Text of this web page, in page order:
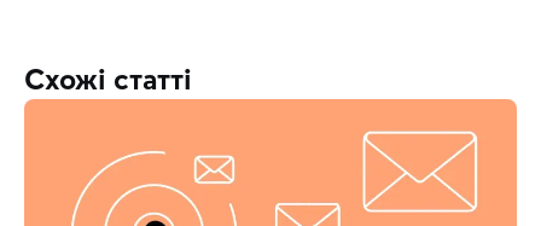
Схожі статті